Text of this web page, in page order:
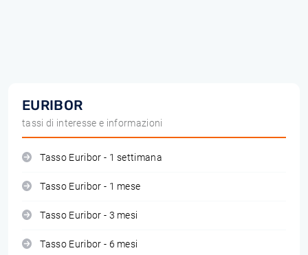
EURIBOR
tassi di interesse e informazioni
Tasso Euribor - 1 settimana
Tasso Euribor - 1 mese
Tasso Euribor - 3 mesi
Tasso Euribor - 6 mesi